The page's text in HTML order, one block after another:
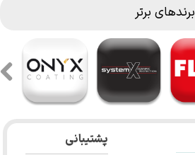
برندهای برتر
پشتیبانی